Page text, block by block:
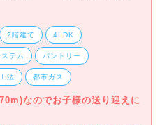
2階建て 4LDK
テム パントリー
法 都市ガス
なのでお子様の送り迎えに